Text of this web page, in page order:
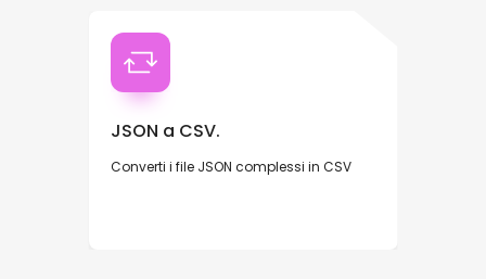
JSON a CSV.
Converti i file JSON complessi in CSV